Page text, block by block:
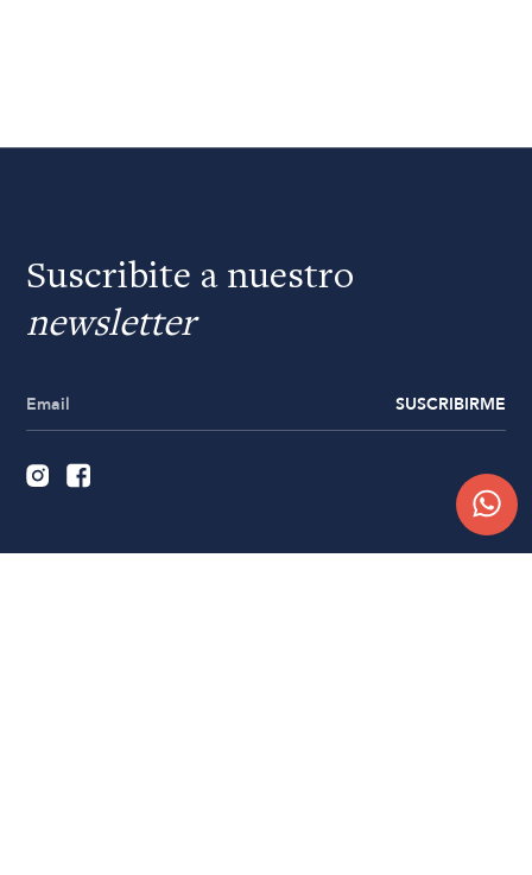
Suscribite a nuestro
newsletter
SUSCRIBIRME